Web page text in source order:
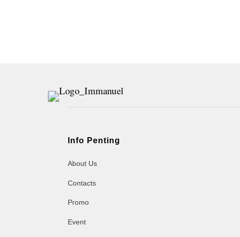
Info Penting
About Us
Contacts
Promo
Event